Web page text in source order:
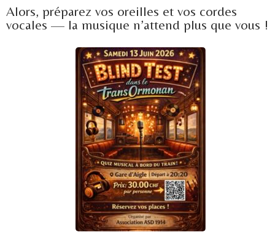
Alors, préparez vos oreilles et vos cordes
vocales — la musique n’attend plus que vous !